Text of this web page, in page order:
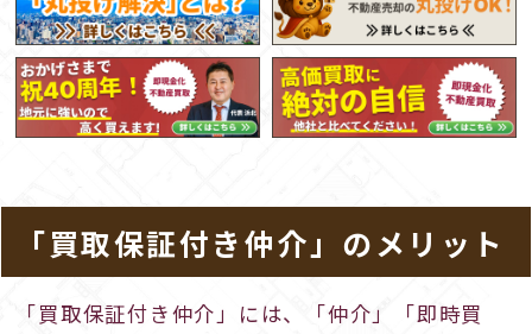
「買取保証付き仲介」のメリット
「買取保証付き仲介」には、「仲介」「即時買